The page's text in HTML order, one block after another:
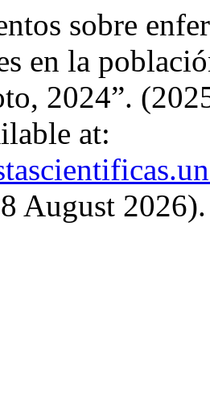
sobre
en la
2024”.
at:
August 2026).